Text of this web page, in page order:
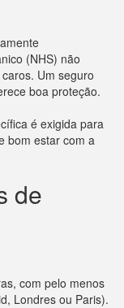
(NHS) não
Um seguro
boa proteção.
é exigida para
bom estar com a
de
com pelo menos
Londres ou Paris).